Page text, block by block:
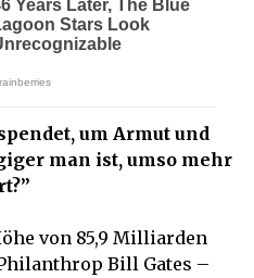
um Armut und
man ist, umso mehr
von 85,9 Milliarden
Bill Gates –